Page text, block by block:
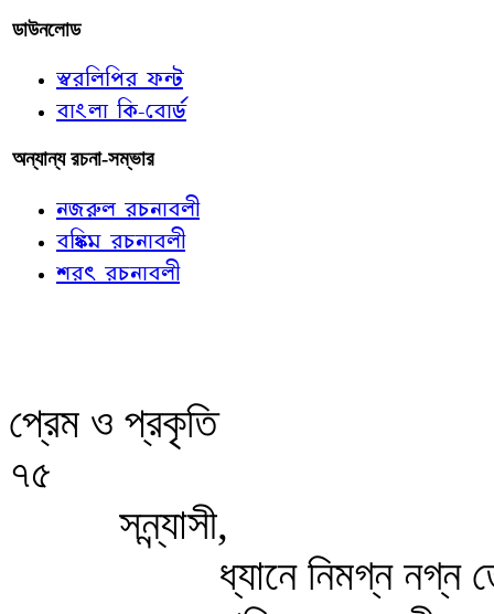
ডাউনলোড
স্বরলিপির ফন্ট
বাংলা কি-বোর্ড
অন্যান্য রচনা-সম্ভার
নজরুল রচনাবলী
বঙ্কিম রচনাবলী
শরৎ রচনাবলী
প্রেম ও প্রকৃতি
৭৫
সন্ন্যাসী,
ধ্যানে নিমগ্ন নগ্ন